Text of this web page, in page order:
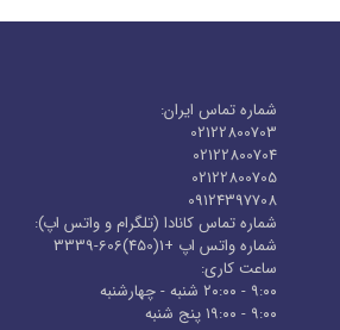
شماره تماس ایران:
02122800703
02122800704
02122800705
09124397708
شماره تماس کانادا (تلگرام و واتس اپ):
شماره واتس اپ +1(450)606-3339
ساعت کاری:
۹:۰۰ - ۲۰:۰۰ شنبه - چهارشنبه
۹:۰۰ - ۱۹:۰۰ پنج شنبه